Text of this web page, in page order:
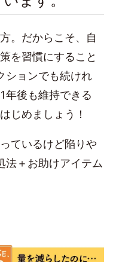
。だからこそ、自
を習慣にすること
ションでも続けれ
後も維持できる
じめましょう！
ているけど陥りや
法＋お助けアイテム